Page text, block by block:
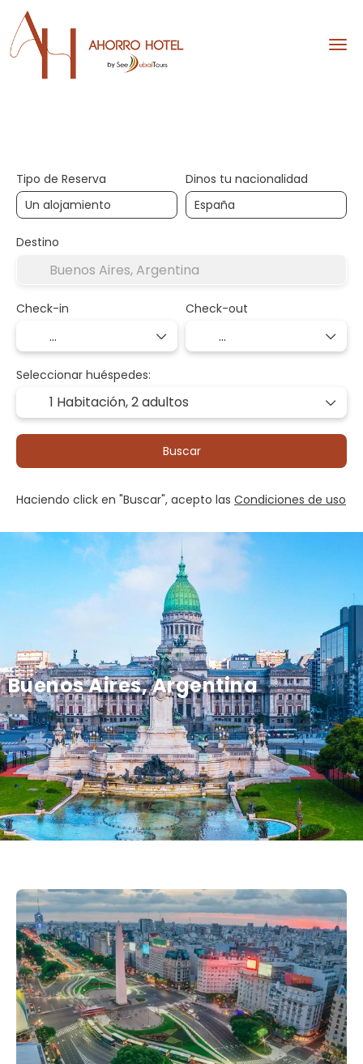
Buenos Aires, Argentina
Tipo de Reserva Dinos tu nacionalidad
Destino
Check-in Check-out
Seleccionar huéspedes:
1 Habitación,2 adultos
Buscar
Haciendo click en "Buscar", acepto las Condiciones de uso